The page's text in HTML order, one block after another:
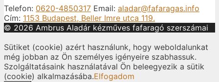
Telefon: 0620-4850317 Email: aladar@fafaragas.info
Cím: 1153 Budapest, Beller Imre utca 119.
© 2026 Ambrus Aladár kézműves fafaragó szerszámai
Sütiket (cookie) azért használunk, hogy weboldalunkat
még jobban az Ön személyes igényeire szabhassuk.
Szolgáltatásaink használatával Ön beleegyezik a sütik
(cookie) alkalmazásába.Elfogadom